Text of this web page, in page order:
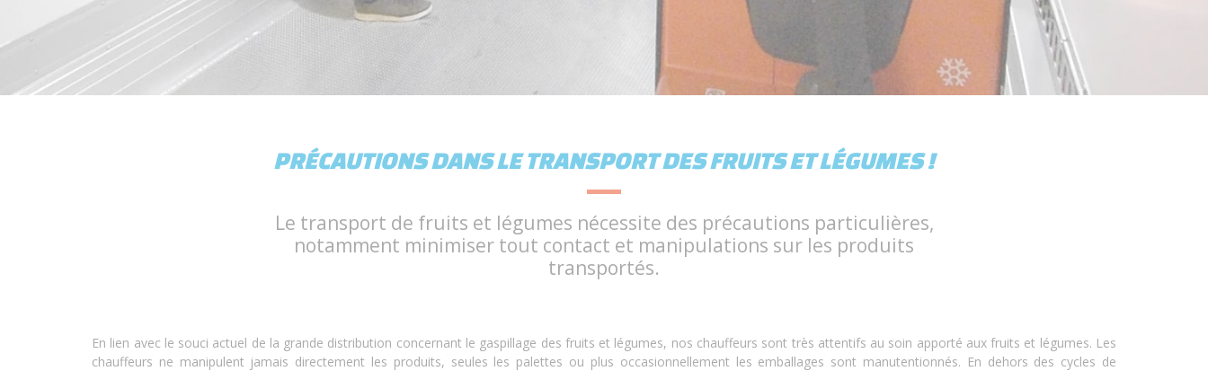
PRÉCAUTIONS DANS LE TRANSPORT DES FRUITS ET LÉGUMES !
Le transport de fruits et légumes nécessite des précautions particulières,
notamment minimiser tout contact et manipulations sur les produits
transportés.
En lien avec le souci actuel de la grande distribution concernant le gaspillage des fruits et légumes, nos chauffeurs sont très attentifs au soin apporté aux fruits et légumes. Les
chauffeurs ne manipulent jamais directement les produits, seules les palettes ou plus occasionnellement les emballages sont manutentionnés. En dehors des cycles de